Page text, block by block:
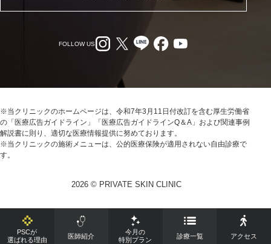
FOLLOW US
※当クリニックのホームページは、令和7年3月11日付改訂を含む厚生労働省
の「医療広告ガイドライン」「医療広告ガイドラインQ＆A」および関連事例
解説書に則り、適切な医療情報提供に努めております。
※当クリニックの施術メニューは、公的医療保険が適用されない自由診療で
す。
2026 © PRIVATE SKIN CLINIC
PSCが
選ばれる理由
医師紹介
今月の
特別プラン
診療一覧 アクセス